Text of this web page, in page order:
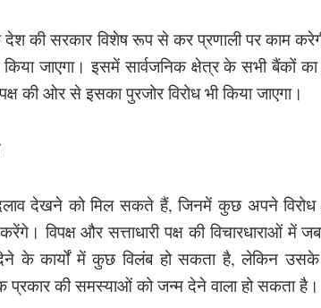
देश की सरकार विशेष रूप से कर प्रणाली पर काम
जाएगा। इसमें सार्वजनिक क्षेत्र के सभी बैंकों
की ओर से इसका पुरजोर विरोध भी किया जाएगा।
देखने को मिल सकते हैं, जिनमें कुछ अपने
विपक्ष और सत्ताधारी पक्ष की विचारधाराओं में
देने के कार्यों में कुछ विलंब हो सकता है, लेकिन
की समस्याओं को जन्म देने वाला हो सकता है।